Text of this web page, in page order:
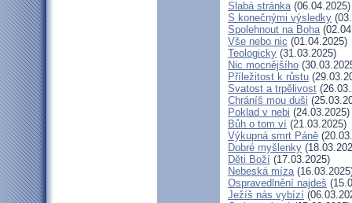
Slabá stránka(06.04.2025)
S konečnými výsledky
Spolehnout na Boha
Vše nebo nic (01.04.2025)
Teologicky (31.03.2025)
Nic mocnějšího
Příležitost k růstu
Svatost a trpělivost
Chráníš mou duši
Poklad v nebi (24.03.2025)
Bůh o tom ví (21.03.2025)
Výkupná smrt Páně
Dobré myšlenky
Děti Boží (17.03.2025)
Nebeská míza
Ospravedlnění najdeš
Ježíš nás vybízí